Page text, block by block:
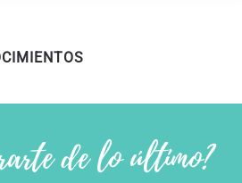
de lo último?